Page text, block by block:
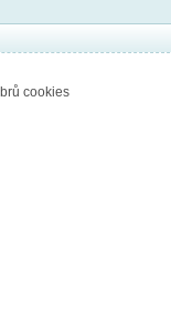
cookies